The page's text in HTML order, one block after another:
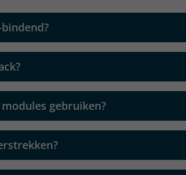
gebruiken?